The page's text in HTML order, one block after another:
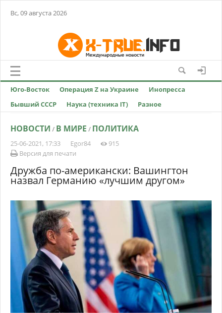
Вс, 09 августа 2026
Юго-Восток Операция Z на Украине
Инопресса
Бывший СССР
Наука (техника IT) Разное
НОВОСТИ / В МИРЕ / ПОЛИТИКА
25-06-2021, 17:33 Egor84
915
Версия для печати
Дружба по-американски: Вашингтон
назвал Германию «лучшим другом»